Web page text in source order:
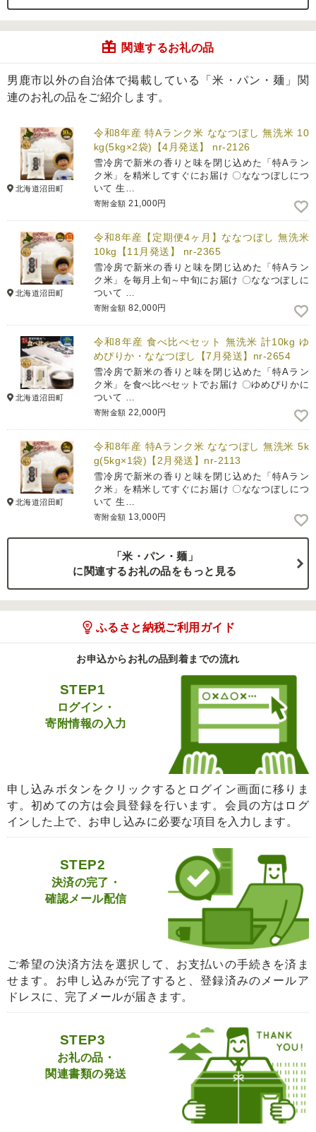
関連するお礼の品
男鹿市以外の自治体で掲載している「米・パン・麺」関
連のお礼の品をご紹介します。
北海道沼田町
令和8年産 特Aランク米 ななつぼし 無洗米 10
kg(5kg×2袋)【4月発送】 nr-2126
雪冷房で新米の香りと味を閉じ込めた「特Aラン
ク米」を精米してすぐにお届け 〇ななつぼしにつ
いて 生…
寄附金額 21,000円
北海道沼田町
令和8年産【定期便4ヶ月】ななつぼし 無洗米
10kg【11月発送】 nr-2365
雪冷房で新米の香りと味を閉じ込めた「特Aラン
ク米」を毎月上旬～中旬にお届け 〇ななつぼしに
ついて …
寄附金額 82,000円
北海道沼田町
令和8年産 食べ比べセット 無洗米 計10kg ゆ
めぴりか・ななつぼし【7月発送】nr-2654
雪冷房で新米の香りと味を閉じ込めた「特Aラン
ク米」を食べ比べセットでお届け 〇ゆめぴりかに
ついて …
寄附金額 22,000円
北海道沼田町
令和8年産 特Aランク米 ななつぼし 無洗米 5k
g(5kg×1袋)【2月発送】nr-2113
雪冷房で新米の香りと味を閉じ込めた「特Aラン
ク米」を精米してすぐにお届け 〇ななつぼしにつ
いて 生…
寄附金額 13,000円
「米・パン・麺」
に関連するお礼の品をもっと見る
ふるさと納税ご利用ガイド
お申込からお礼の品到着までの流れ
STEP1
ログイン・
寄附情報の入力
申し込みボタンをクリックするとログイン画面に移りま
す。初めての方は会員登録を行います。会員の方はログ
インした上で、お申し込みに必要な項目を入力します。
STEP2
決済の完了・
確認メール配信
ご希望の決済方法を選択して、お支払いの手続きを済ま
せます。お申し込みが完了すると、登録済みのメールア
ドレスに、完了メールが届きます。
STEP3
お礼の品・
関連書類の発送